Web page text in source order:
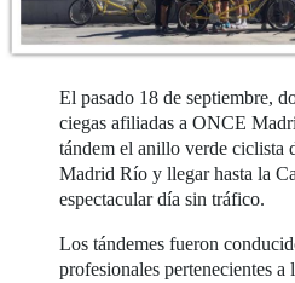
El pasado 18 de septiembre,
ciegas afiliadas a ONCE
tándem el anillo verde ciclista
Madrid Río y llegar hasta la
espectacular día sin tráfico.
Los tándemes fueron
profesionales pertenecientes